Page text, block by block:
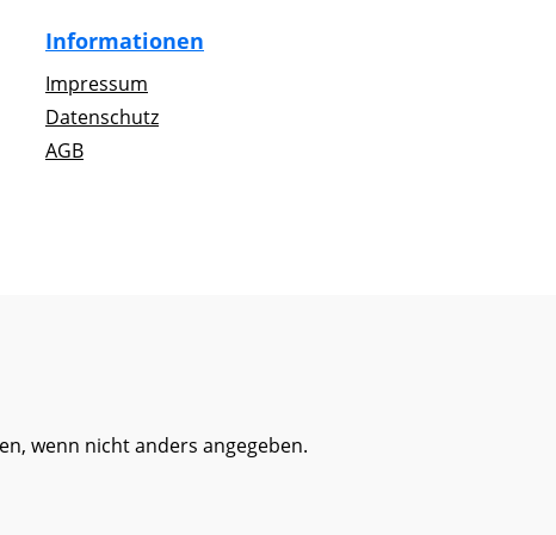
Informationen
Impressum
Datenschutz
AGB
wenn nicht anders angegeben.